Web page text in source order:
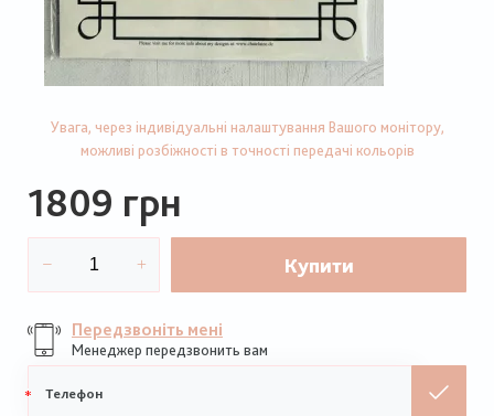
Увага, через індивідуальні налаштування Вашого монітору,
можливі розбіжності в точності передачі кольорів
1809 грн
Купити
Передзвоніть мені
Менеджер передзвонить вам
телефон